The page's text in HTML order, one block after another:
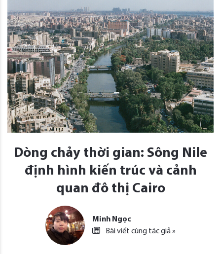
Dòng chảy thời gian: Sông Nile
định hình kiến ​​trúc và cảnh
quan đô thị Cairo
Minh Ngọc
Bài viết cùng tác giả »